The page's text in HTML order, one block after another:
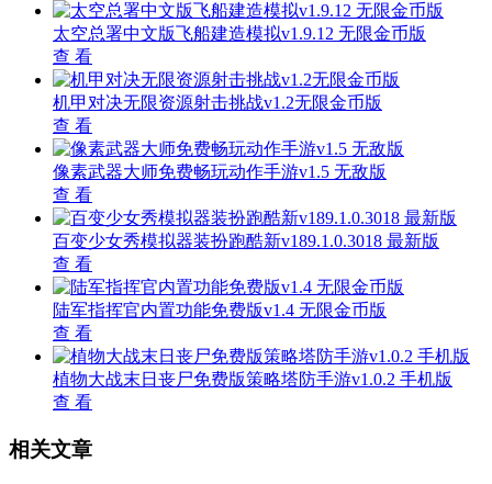
太空总署中文版飞船建造模拟v1.9.12 无限金币版
查 看
机甲对决无限资源射击挑战v1.2无限金币版
查 看
像素武器大师免费畅玩动作手游v1.5 无敌版
查 看
百变少女秀模拟器装扮跑酷新v189.1.0.3018 最新版
查 看
陆军指挥官内置功能免费版v1.4 无限金币版
查 看
植物大战末日丧尸免费版策略塔防手游v1.0.2 手机版
查 看
相关文章